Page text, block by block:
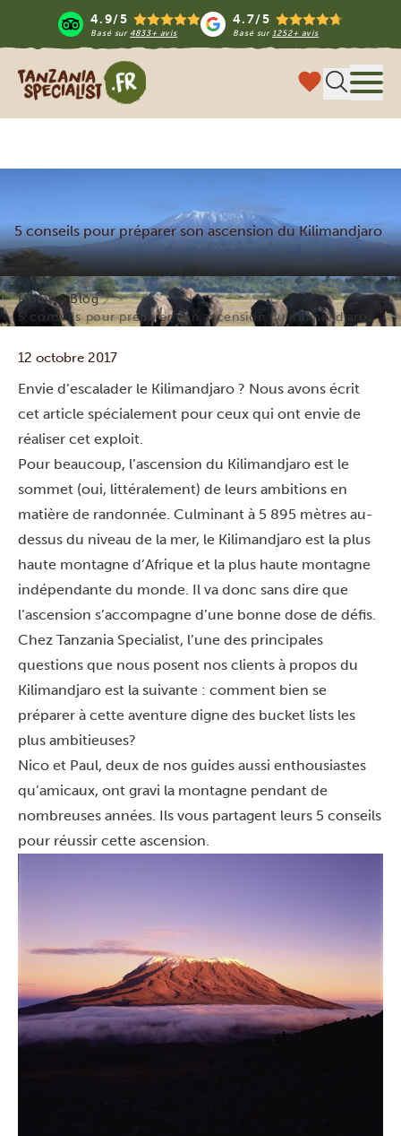
4.9/5
Basé sur 4833+ avis
4.7/5
Basé sur1252+ avis
Tanzania Specialist
5 conseils pour préparer son ascension du Kilimandjaro
Home
Blog
5 conseils pour préparer son ascension du Kilimandjaro
12 octobre 2017
Envie d’escalader le Kilimandjaro ? Nous avons écrit
cet article spécialement pour ceux qui ont envie de
réaliser cet exploit.
Pour beaucoup, l’ascension du Kilimandjaro est le
sommet (oui, littéralement) de leurs ambitions en
matière de randonnée. Culminant à 5 895 mètres au-
dessus du niveau de la mer, le Kilimandjaro est la plus
haute montagne d’Afrique et la plus haute montagne
indépendante du monde. Il va donc sans dire que
l’ascension s’accompagne d’une bonne dose de défis.
Chez Tanzania Specialist, l’une des principales
questions que nous posent nos clients à propos du
Kilimandjaro est la suivante : comment bien se
préparer à cette aventure digne des bucket lists les
plus ambitieuses?
Nico et Paul, deux de nos guides aussi enthousiastes
qu’amicaux, ont gravi la montagne pendant de
nombreuses années. Ils vous partagent leurs 5 conseils
pour réussir cette ascension.